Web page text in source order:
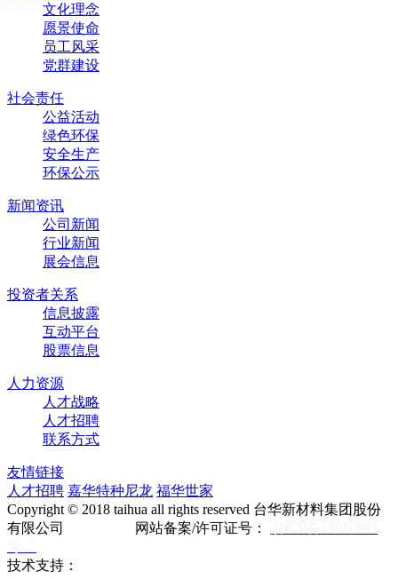
文化理念
愿景使命
员工风采
党群建设
社会责任
公益活动
绿色环保
安全生产
环保公示
新闻资讯
公司新闻
行业新闻
展会信息
投资者关系
信息披露
互动平台
股票信息
人力资源
人才战略
人才招聘
联系方式
友情链接
人才招聘 嘉华特种尼龙 福华世家
Copyright © 2018 taihua all rights reserved 台华新材料集团股份
有限公司 网站备案/许可证号：
技术支持：